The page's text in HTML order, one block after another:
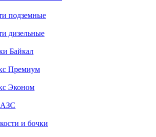
подземные
дизельные
Байкал
Премиум
Эконом
и бочки